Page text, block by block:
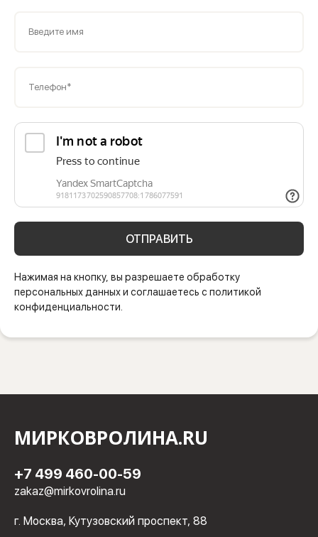
Введите имя
Телефон*
ОТПРАВИТЬ
Нажимая на кнопку, вы разрешаете обработку
персональных данных и соглашаетесь с политикой
конфиденциальности.
МИРКОВРОЛИНА.RU
+7 499 460-00-59
zakaz@mirkovrolina.ru
г. Москва, Кутузовский проспект, 88